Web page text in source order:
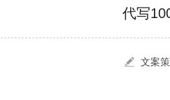
代写
文案